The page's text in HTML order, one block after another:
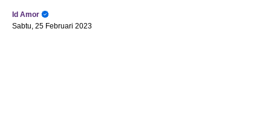
Id Amor
Sabtu, 25 Februari 2023